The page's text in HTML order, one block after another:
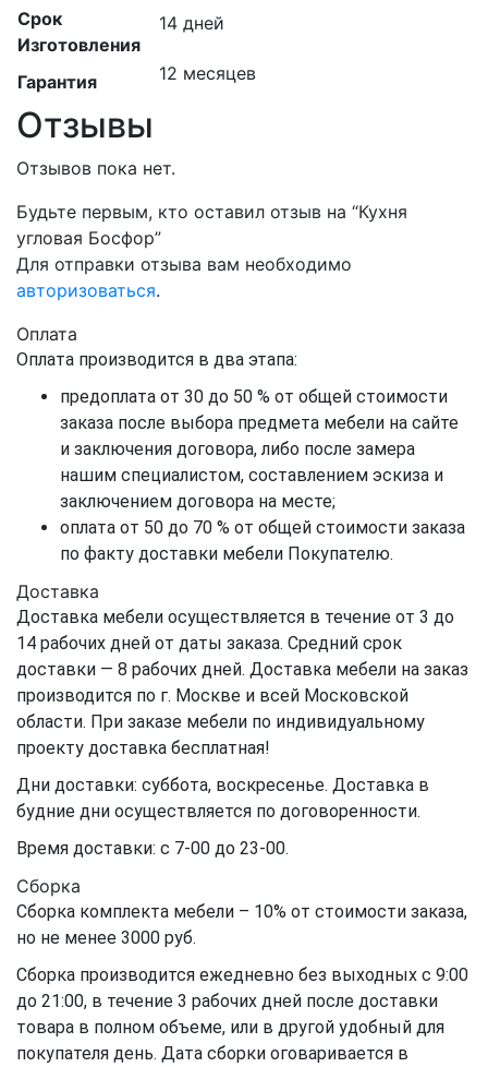
Срок
Изготовления
14 дней
Гарантия 12 месяцев
Отзывы
Отзывов пока нет.
Будьте первым, кто оставил отзыв на “Кухня
угловая Босфор”
Для отправки отзыва вам необходимо
авторизоваться.
Оплата
Оплата производится в два этапа:
предоплата от 30 до 50 % от общей стоимости
заказа после выбора предмета мебели на сайте
и заключения договора, либо после замера
нашим специалистом, составлением эскиза и
заключением договора на месте;
оплата от 50 до 70 % от общей стоимости заказа
по факту доставки мебели Покупателю.
Доставка
Доставка мебели осуществляется в течение от 3 до
14 рабочих дней от даты заказа. Средний срок
доставки — 8 рабочих дней. Доставка мебели на заказ
производится по г. Москве и всей Московской
области. При заказе мебели по индивидуальному
проекту доставка бесплатная!
Дни доставки: суббота, воскресенье. Доставка в
будние дни осуществляется по договоренности.
Время доставки: с 7-00 до 23-00.
Сборка
Сборка комплекта мебели – 10% от стоимости заказа,
но не менее 3000 руб.
Сборка производится ежедневно без выходных с 9:00
до 21:00, в течение 3 рабочих дней после доставки
товара в полном объеме, или в другой удобный для
покупателя день. Дата сборки оговаривается в